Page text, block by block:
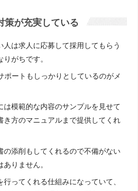
策が充実している
人は求人に応募して採用してもらう
りがちです。
ポートもしっかりとしているのがメ
は模範的な内容のサンプルを見せて
き方のマニュアルまで提供してくれ
の添削もしてくれるので不備がない
りません。
ってくれる仕組みになっていて、